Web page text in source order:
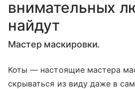
внимательных
найдут
Мастер маскировки.
Коты — настоящие мастера
скрываться из виду даже в